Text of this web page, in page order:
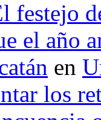
festejo
el año
en
los